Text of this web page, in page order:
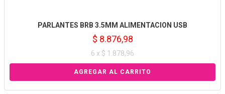
PARLANTES BRB 3.5MM ALIMENTACION USB
$ 8.876,98
6 x $ 1.878,96